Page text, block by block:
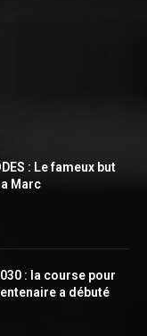
: Le fameux but
Marc
: la course pour
a débuté